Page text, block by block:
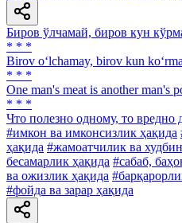
Биров ўлчамай, биров кун
* * *
Birov o‘lchamay, birov kun
* * *
One man's meat is another man's
* * *
Что полезно одному, то вредно
#имкон ва имконсизлик ҳақида
ҳақида #жамоатчилик ва
бесамарлик ҳақида #сабаб,
ва ожизлик ҳақида
#фойда ва зарар ҳақида